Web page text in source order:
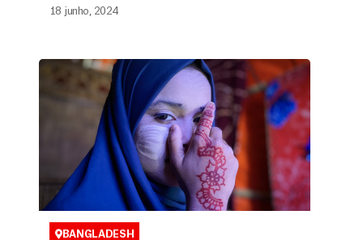
18 junho, 2024
BANGLADESH